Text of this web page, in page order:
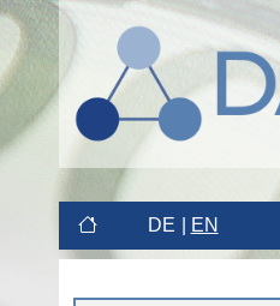
DE EN